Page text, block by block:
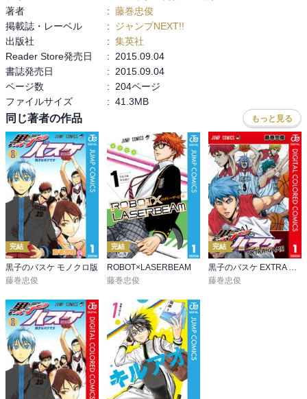
著者
: 藤巻忠俊
掲載誌・レーベル
:
ジャンプNEXT!!
出版社
: 集英社
Reader Store発売日
:
2015.09.04
書誌発売日
:
2015.09.04
ページ数
:
204ページ
ファイルサイズ
: 41.3MB
同じ著者の作品 もっと見る
完結
黒子のバスケ モノクロ版
藤巻忠俊
完結
ROBOT×LASERBEAM
藤巻忠俊
完結
黒子のバスケ EXTRA GAME カラー版
藤巻忠俊